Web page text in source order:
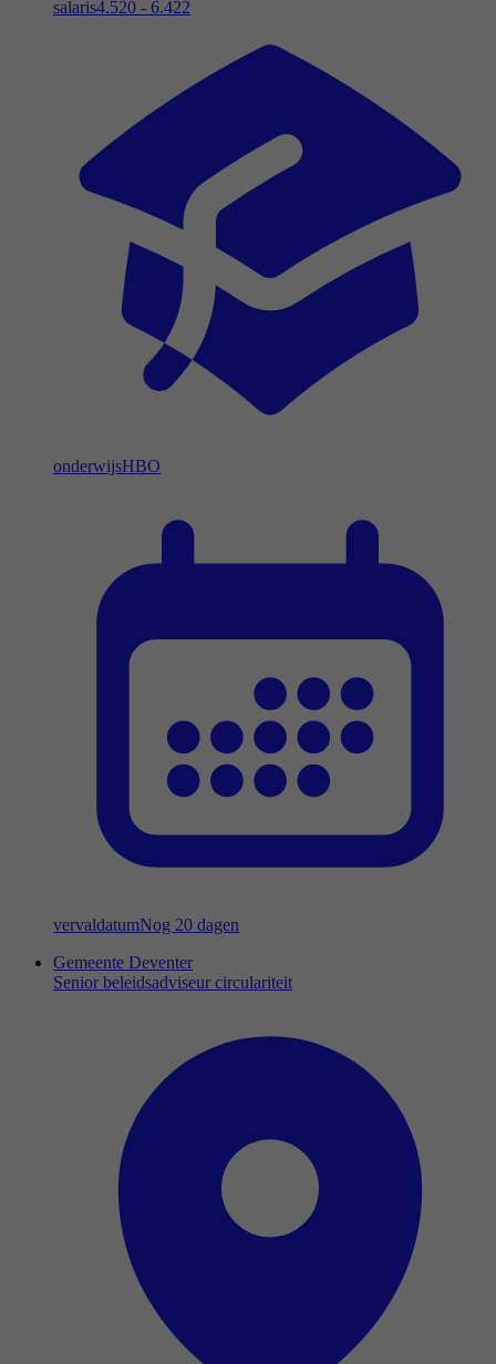
salaris4.520 - 6.422
onderwijsHBO
vervaldatumNog 20 dagen
Gemeente Deventer
Senior beleidsadviseur circulariteit